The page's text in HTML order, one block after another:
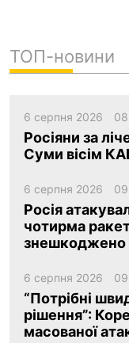
ТОП-новини
6 серпня 2026
Росіяни за
Суми вісім
6 серпня 2026
Росія
чотирма
знешкоджено
6 серпня 2026
“Потрібні
рішення”:
масованої